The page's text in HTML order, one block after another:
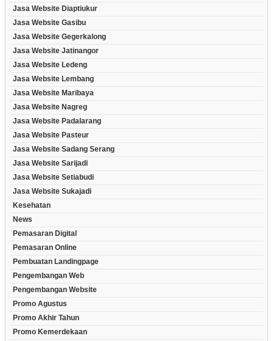
Jasa Website Diaptiukur
Jasa Website Gasibu
Jasa Website Gegerkalong
Jasa Website Jatinangor
Jasa Website Ledeng
Jasa Website Lembang
Jasa Website Maribaya
Jasa Website Nagreg
Jasa Website Padalarang
Jasa Website Pasteur
Jasa Website Sadang Serang
Jasa Website Sarijadi
Jasa Website Setiabudi
Jasa Website Sukajadi
Kesehatan
News
Pemasaran Digital
Pemasaran Online
Pembuatan Landingpage
Pengembangan Web
Pengembangan Website
Promo Agustus
Promo Akhir Tahun
Promo Kemerdekaan